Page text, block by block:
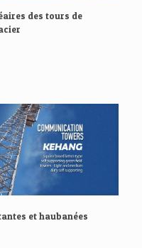
des tours de
et haubanées